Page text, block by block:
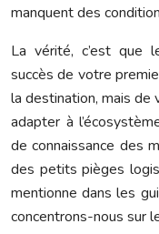
manquent des
La vérité, c’est que
succès de votre
la destination, mais de
adapter à
de connaissance des
des petits pièges
mentionne dans les
concentrons-nous sur